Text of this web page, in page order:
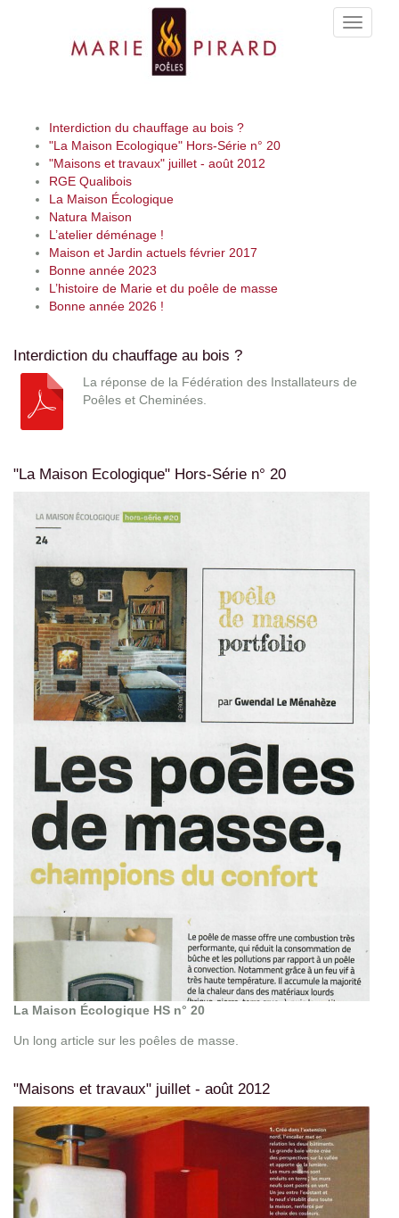
Toggle
Interdiction du chauffage au bois ?
"La Maison Ecologique" Hors-Série n° 20
"Maisons et travaux" juillet - août 2012
RGE Qualibois
La Maison Écologique
Natura Maison
L’atelier déménage !
Maison et Jardin actuels février 2017
Bonne année 2023
L’histoire de Marie et du poêle de masse
Bonne année 2026 !
Interdiction du chauffage au bois ?
La réponse de la Fédération des Installateurs de
Poêles et Cheminées.
"La Maison Ecologique" Hors-Série n° 20
La Maison Écologique HS n° 20
Un long article sur les poêles de masse.
"Maisons et travaux" juillet - août 2012